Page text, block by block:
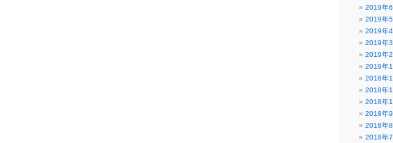
2019年6
2019年5
2019年4
2019年3
2019年2
2019年1
2018年
2018年
2018年
2018年9
2018年8
2018年7